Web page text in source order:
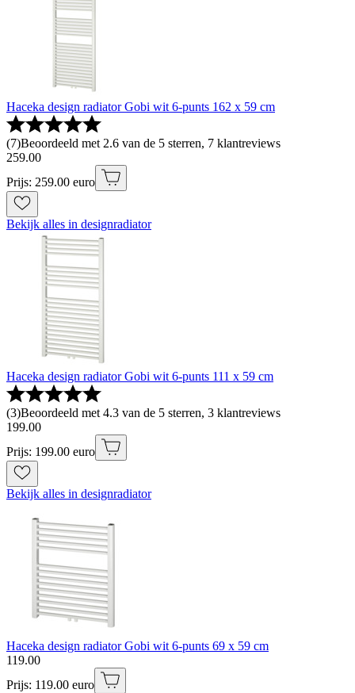
Haceka design radiator Gobi wit 6-punts 162 x 59 cm
(7)Beoordeeld met 2.6 van de 5 sterren, 7 klantreviews
259.00
Prijs: 259.00 euro
Bekijk alles in designradiator
Haceka design radiator Gobi wit 6-punts 111 x 59 cm
(3)Beoordeeld met 4.3 van de 5 sterren, 3 klantreviews
199.00
Prijs: 199.00 euro
Bekijk alles in designradiator
Haceka design radiator Gobi wit 6-punts 69 x 59 cm
119.00
Prijs: 119.00 euro